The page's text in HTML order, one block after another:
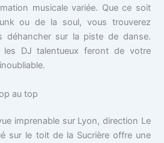
musicale variée. Que ce soit
ou de la soul, vous trouverez
déhancher sur la piste de danse.
les DJ talentueux feront de votre
au top
imprenable sur Lyon, direction Le
sur le toit de la Sucrière offre une